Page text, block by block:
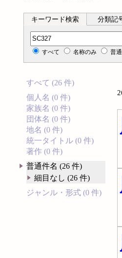
キーワード検索 分類記
分類記号検索
すべて 名称のみ 普
すべて (26 件)
個人名 (0 件)
家族名 (0 件)
団体名 (0 件)
地名 (0 件)
統一タイトル (0 件)
著作 (0 件)
普通件名 (26 件)
細目なし (26 件)
ジャンル・形式 (0 件)